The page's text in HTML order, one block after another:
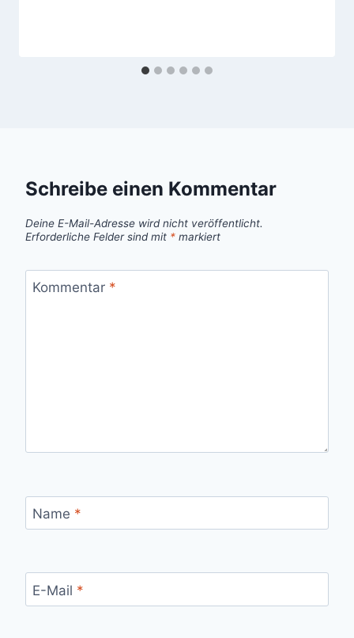
Schreibe einen Kommentar
Deine E-Mail-Adresse wird nicht veröffentlicht.
Erforderliche Felder sind mit * markiert
Kommentar *
Name *
E-Mail *